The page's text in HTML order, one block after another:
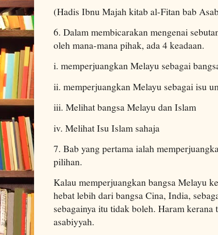
(Hadis Ibnu Majah kitab al-Fitan bab
6. Dalam membicarakan mengenai
oleh mana-mana pihak, ada 4 keadaan.
i. memperjuangkan Melayu sebagai
ii. memperjuangkan Melayu sebagai isu
iii. Melihat bangsa Melayu dan Islam
iv. Melihat Isu Islam sahaja
7. Bab yang pertama ialah
pilihan.
Kalau memperjuangkan bangsa Melayu
hebat lebih dari bangsa Cina, India,
sebagainya itu tidak boleh. Haram
asabiyyah.